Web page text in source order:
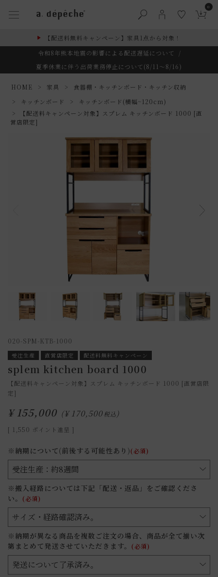
0
【配送料無料キャンペーン】家具1点から対象！
令和8年熊本地震の影響による配送遅延について
/
夏季休業に伴う出荷業務停止について(8/11～8/16)
HOME 家具
食器棚・キッチンボード・キッチン収納
キッチンボード
キッチンボード(横幅~120cm)
【配送料キャンペーン対象】スプレム キッチンボード 1000 [直
営店限定]
020-SPM-KTB-1000
受注生産 直営店限定 配送料無料キャンペーン
splem kitchen board 1000
【配送料キャンペーン対象】スプレム キッチンボード 1000 [直営店限
定]
¥ 155,000 ¥ 170,500税込
[ 1,550 ポイント進呈 ]
※納期について(前後する可能性あり)(必須)
※搬入経路については下記「配送・返品」をご確認くださ
い。
(必須)
※納期が異なる商品を複数ご注文の場合、商品が全て揃い次
第まとめて発送させていただきます。
(必須)